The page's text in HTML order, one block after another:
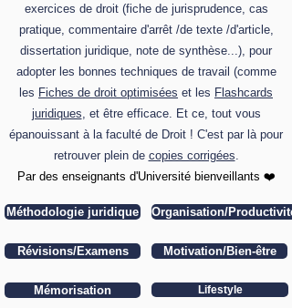
exercices de droit (fiche de jurisprudence, cas
pratique, commentaire d'arrêt /de texte /d'article,
dissertation juridique, note de synthèse...), pour
adopter les bonnes techniques de travail (comme
les Fiches de droit optimisées et les Flashcards
juridiques, et être efficace. Et ce, tout vous
épanouissant à la faculté de Droit ! C'est par là pour
retrouver plein de copies corrigées.
​Par des enseignants d'Université bienveillants ❤️
Méthodologie juridique Organisation/Productivité
Révisions/Examens Motivation/Bien-être
Mémorisation Lifestyle